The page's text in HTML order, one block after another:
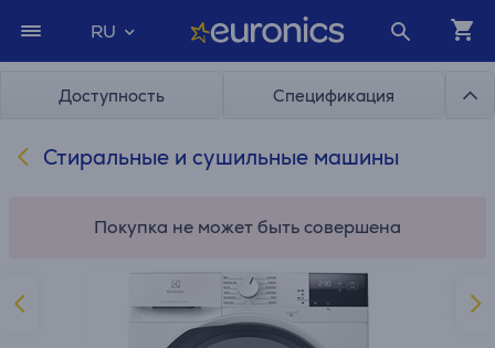
RU
Доступность Спецификация
Стиральные и сушильные машины
Покупка не может быть совершена